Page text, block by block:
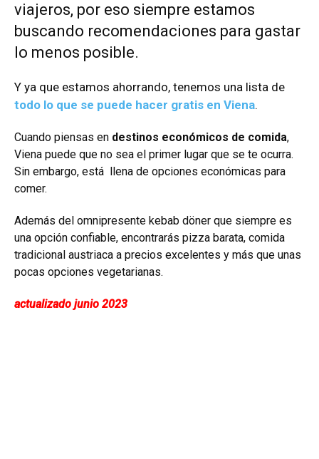
viajeros, por eso siempre estamos
buscando recomendaciones para gastar
lo menos posible.
Y ya que estamos ahorrando, tenemos una lista de
todo lo que se puede hacer gratis en Viena.
Cuando piensas en destinos económicos de comida,
Viena puede que no sea el primer lugar que se te ocurra.
Sin embargo, está llena de opciones económicas para
comer.
Además del omnipresente kebab döner que siempre es
una opción confiable, encontrarás pizza barata, comida
tradicional austriaca a precios excelentes y más que unas
pocas opciones vegetarianas.
actualizado junio 2023